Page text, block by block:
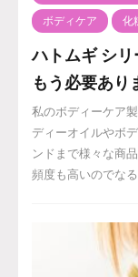
ボディケア 化
ハトムギ シ
もう必要あり
私のボディーケア
ディーオイルやボ
ンドまで様々な商
頻度も高いのでな